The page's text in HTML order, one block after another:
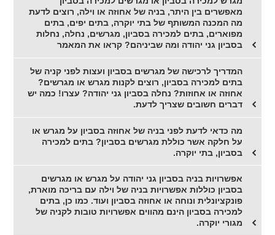
מאפשרים בין היתר, בניה של אחוזה או וילה, רוצים לדעת
מה המכנה המשותף של בתי יוקרה, בתים יפים, בתים
מפוארים, בתים למכירה בסביון, מגרשים, נחלה, נחלות
בסביון גני יהודה ומה שביניהם? קראו את המאמר
המדריך לרכישה של מגרשים בסביון ועצות לפני קניה של
בתים למכירה בסביון, רוצים לקנות מגרש או מגרשים?
אחוזה או אחוזות? נחלה בסביון גני יהודה? עצרו! כמה יש
דברים חשובים שצריך לדעת.
מה כדאי לדעת לפני בניה של אחוזה בסביון על מגרש או
על חלקה אשר כוללת מגרשים בסביון? בתים למכירה
בסביון, בתי יוקרה.
אפשרויות בניה בסביון גני יהודה על מגרש או מגרשים
בסביון כוללות אפשרויות בניה של וילה עם בריכה מוארת,
פונקציונלית ונוחה או אחוזה בסביון ועוד. כמו כן, בתים
למכירה בסביון הינם מהווים אפשרויות טובות לקניה של
מגורי יוקרה.